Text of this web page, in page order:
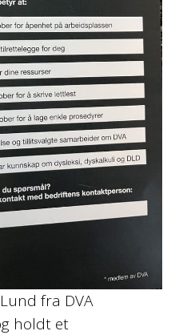
fra DVA
holdt et